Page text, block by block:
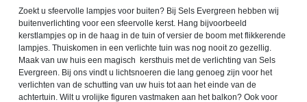
Zoekt u sfeervolle lampjes voor buiten? Bij Sels Evergreen hebben wij
buitenverlichting voor een sfeervolle kerst. Hang bijvoorbeeld
kerstlampjes op in de haag in de tuin of versier de boom met flikkerende
lampjes. Thuiskomen in een verlichte tuin was nog nooit zo gezellig.
Maak van uw huis een magisch kersthuis met de verlichting van Sels
Evergreen. Bij ons vindt u lichtsnoeren die lang genoeg zijn voor het
verlichten van de schutting van uw huis tot aan het einde van de
achtertuin. Wilt u vrolijke figuren vastmaken aan het balkon? Ook voor